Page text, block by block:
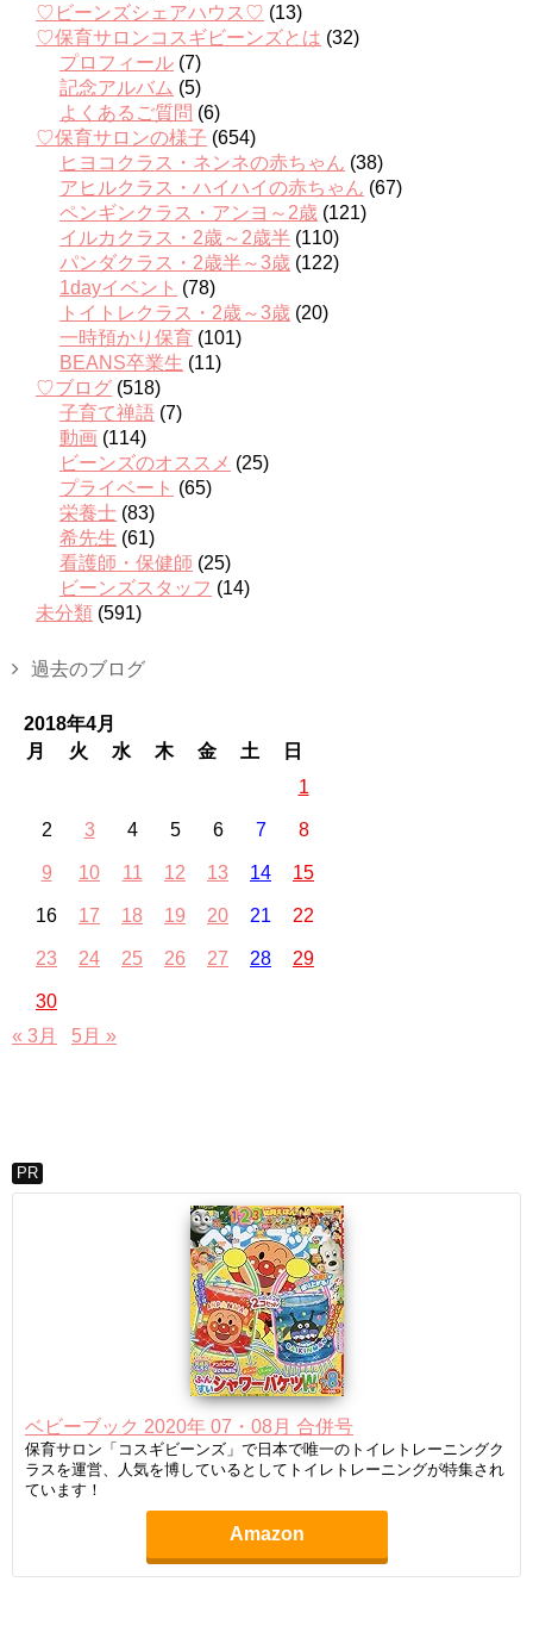
♡ビーンズシェアハウス♡ (13)
♡保育サロンコスギビーンズとは (32)
プロフィール (7)
記念アルバム (5)
よくあるご質問 (6)
♡保育サロンの様子 (654)
ヒヨコクラス・ネンネの赤ちゃん (38)
アヒルクラス・ハイハイの赤ちゃん (67)
ペンギンクラス・アンヨ～2歳 (121)
イルカクラス・2歳～2歳半 (110)
パンダクラス・2歳半～3歳 (122)
1dayイベント (78)
トイトレクラス・2歳～3歳 (20)
一時預かり保育 (101)
BEANS卒業生 (11)
♡ブログ (518)
子育て禅語 (7)
動画 (114)
ビーンズのオススメ (25)
プライベート (65)
栄養士 (83)
希先生 (61)
看護師・保健師 (25)
ビーンズスタッフ (14)
未分類 (591)
過去のブログ
2018年4月
月
火 水 木 金 土
日
1
2 3 4 5 6 7 8
9 10 11 12 13 14 15
16 17 18 19 20 21 22
23 24 25 26 27 28 29
30
« 3月
5月 »
PR
ベビーブック 2020年 07・08月 合併号
保育サロン「コスギビーンズ」で日本で唯一のトイレトレーニングク
ラスを運営、人気を博しているとしてトイレトレーニングが特集され
ています！
Amazon